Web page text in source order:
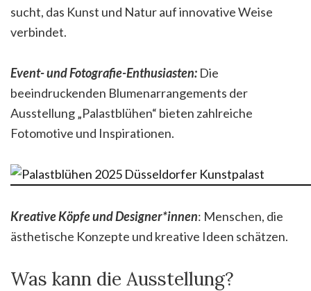
sucht, das Kunst und Natur auf innovative Weise
verbindet.
Event- und Fotografie-Enthusiasten: Die
beeindruckenden Blumenarrangements der
Ausstellung „Palastblühen“ bieten zahlreiche
Fotomotive und Inspirationen.
Kreative Köpfe und Designer*innen: Menschen, die
ästhetische Konzepte und kreative Ideen schätzen.
Was kann die Ausstellung?